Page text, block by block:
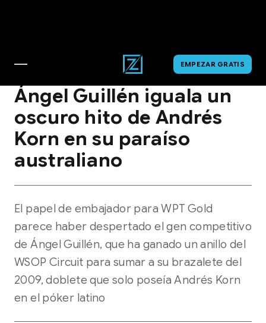
EMPEZAR GRATIS
WSOP
Ángel Guillén iguala un
oscuro hito de Andrés
Korn en su paraíso
australiano
El papel de embajador para WPT Gold
parece haber despertado el gen competitivo
de Ángel Guillén, que ha ganado un anillo del
WSOP Circuit para sumar a su brazalete del
2009, doblete que solo poseía Andrés Korn
en el póker latino